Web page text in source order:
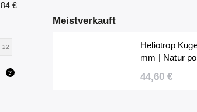
84 €
22
?
Meistverkauft
Heliotrop
mm | Natur
Südafrika
44,60 €